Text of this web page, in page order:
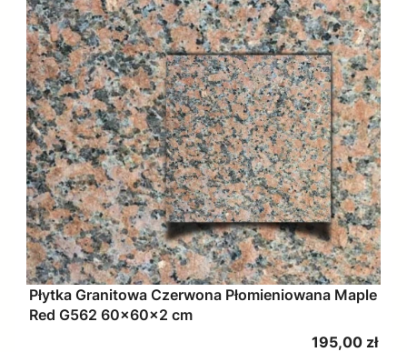
Płytka Granitowa Czerwona Płomieniowana Maple
Red G562 60x60x2 cm
Cena
195,00 zł